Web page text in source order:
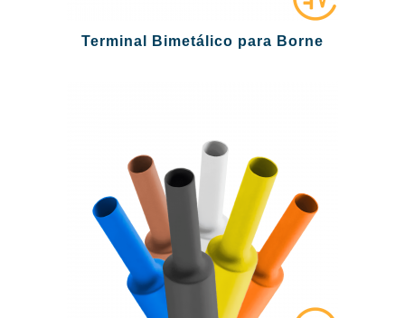
Terminal Bimetálico para Borne